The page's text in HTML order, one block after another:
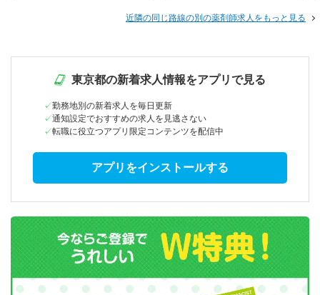
近隣の同じ路線の別の薬剤師求人をもっと見る
東京都の新着求人情報をアプリで見る
勤務地別の新着求人を毎日更新
通知設定でおすすめの求人を見逃さない
転職に役立つアプリ限定コンテンツを配信中
アプリをインストールする